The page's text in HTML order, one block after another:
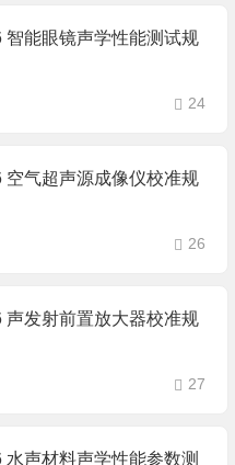
智能眼镜声学性能测试规
24
空气超声源成像仪校准规
26
声发射前置放大器校准规
27
水声材料声学性能参数测